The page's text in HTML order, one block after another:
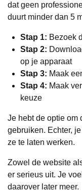
dat geen
duurt minder dan 5
Stap 1: Bezoek
Stap 2:
op je apparaat
Stap 3: Maak
Stap 4: Maak
keuze
Je hebt de optie om
gebruiken. Echter,
ze te laten werken.
Zowel de website
er serieus uit. Je
daarover later meer.